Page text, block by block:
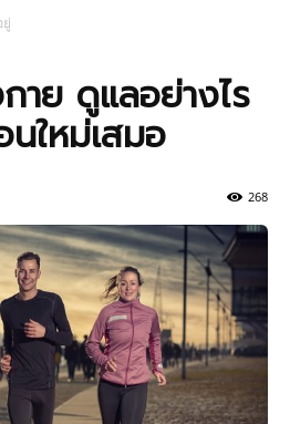
าย ดูแลอย่างไร
นใหม่เสมอ
268